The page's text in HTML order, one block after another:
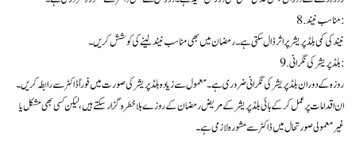
8. مناسب نیند:
نیند کی کمی بلڈ پریشر پر اثر ڈال سکتی ہے۔ رمضان میں بھی مناسب نیند لینے کی کوشش کریں۔
9. بلڈ پریشر کی نگرانی:
روزہ کے دوران بلڈ پریشر کی نگرانی ضروری ہے۔ معمول سے زیادہ بلڈ پریشر کی صورت میں فوراً ڈاکٹر سے رابطہ کریں۔
ان اقدامات پر عمل کر کے ہائی بلڈ پریشر کے مریض رمضان کے روزے بلا خطرہ گزار سکتے ہیں، لیکن کسی بھی مشکل یا
غیر معمولی صورتحال میں ڈاکٹر سے مشورہ لازمی ہے۔